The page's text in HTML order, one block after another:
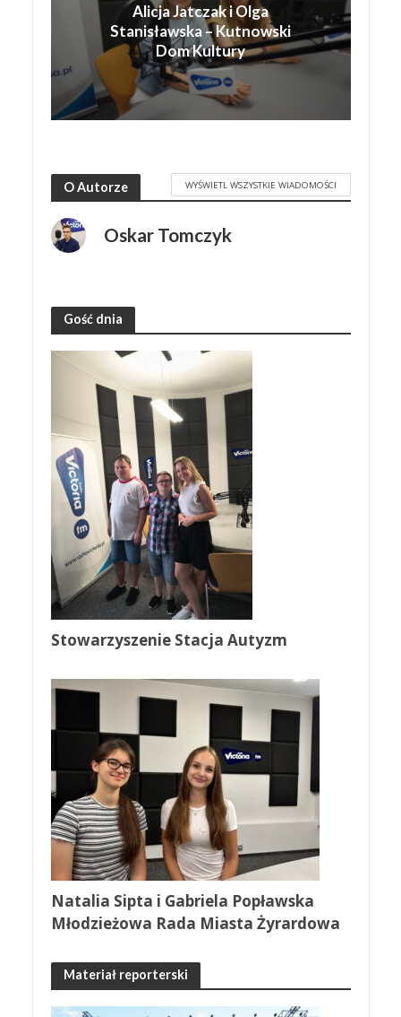
Alicja Jatczak i Olga
Stanisławska – Kutnowski
Dom Kultury
O Autorze WYŚWIETL WSZYSTKIE WIADOMOŚCI
Oskar Tomczyk
Gość dnia
Stowarzyszenie Stacja Autyzm
Natalia Sipta i Gabriela Popławska
Młodzieżowa Rada Miasta Żyrardowa
Materiał reporterski